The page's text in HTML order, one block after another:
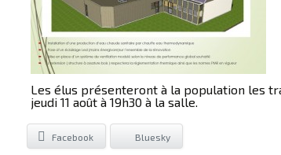
Les élus présenteront à la population les
jeudi 11 août à 19h30 à la salle.
Facebook Bluesky